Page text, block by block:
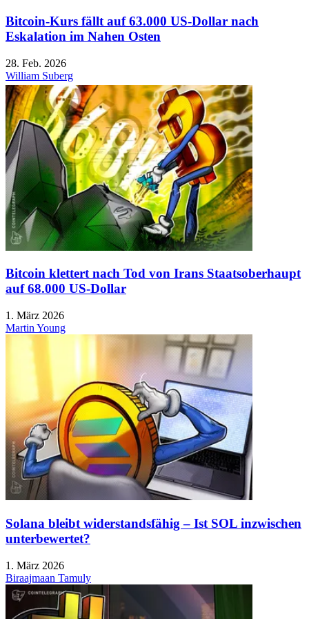
Bitcoin-Kurs fällt auf 63.000 US-Dollar nach
Eskalation im Nahen Osten
28. Feb. 2026
William Suberg
Bitcoin klettert nach Tod von Irans Staatsoberhaupt
auf 68.000 US-Dollar
1. März 2026
Martin Young
Solana bleibt widerstandsfähig – Ist SOL inzwischen
unterbewertet?
1. März 2026
Biraajmaan Tamuly